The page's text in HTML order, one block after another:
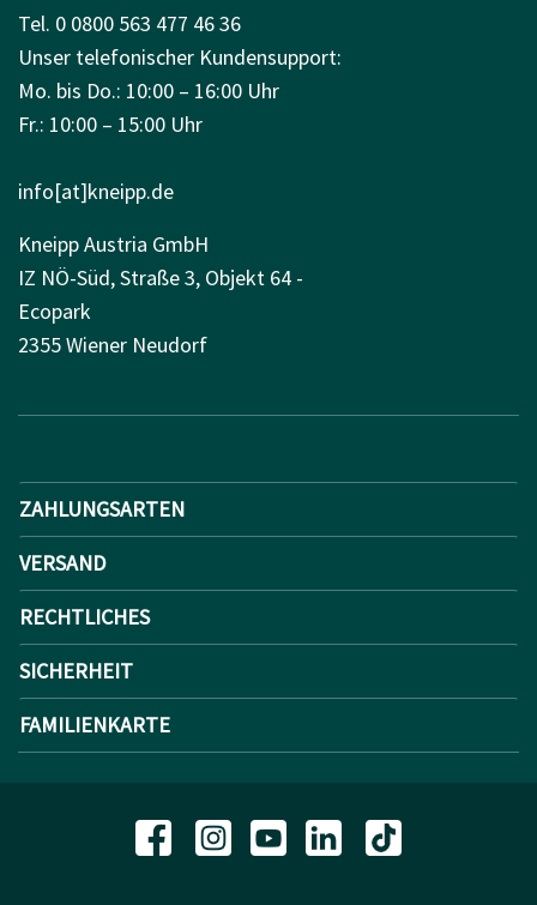
Tel. 0 0800 563 477 46 36
Unser telefonischer Kundensupport:
Mo. bis Do.: 10:00 – 16:00 Uhr
Fr.: 10:00 – 15:00 Uhr
info[at]kneipp.de
Kneipp Austria GmbH
IZ NÖ-Süd, Straße 3, Objekt 64 -
Ecopark
2355 Wiener Neudorf
ZAHLUNGSARTEN
VERSAND
RECHTLICHES
SICHERHEIT
FAMILIENKARTE